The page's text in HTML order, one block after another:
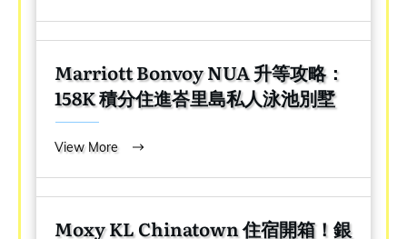
Marriott Bonvoy NUA 升等攻略：
158K 積分住進峇里島私人泳池別墅
View More
Moxy KL Chinatown 住宿開箱！銀